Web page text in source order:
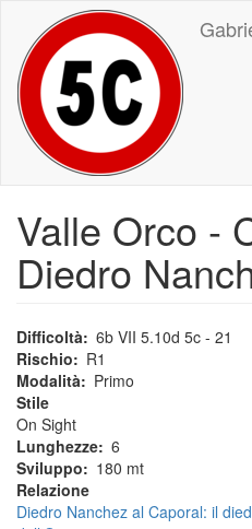
contenuto
principale
Valle Orco -
Diedro
Difficoltà 6b VII 5.10d 5c - 21
Rischio
R1
Modalità
Primo
Stile
On Sight
Lunghezze 6
Sviluppo
180 mt
Relazione
Diedro Nanchez al Caporal: il